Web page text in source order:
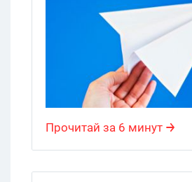
основной канал общения
пользователей,
сети. Низкие требования
интернет соединения, а
доступность почти на всех
современных
фаворитов среди
сегодня является
Прочитай за 6 минут